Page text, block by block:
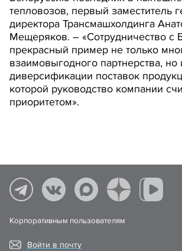
тепловозов, первый заместитель
директора Трансмашхолдинга
Мещеряков. – «Сотрудничество
прекрасный пример не только
взаимовыгодного партнерства, но
диверсификации поставок
которой руководство компании
приоритетом».
Корпоративным пользователям
Войти в почту